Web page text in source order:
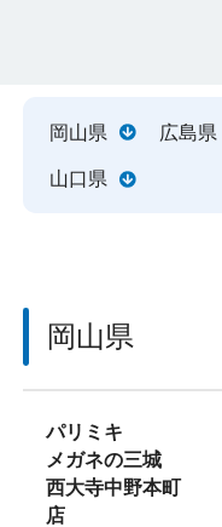
岡山県 広島県
山口県
岡山県
パリミキ
メガネの三城
西大寺中野本町
店